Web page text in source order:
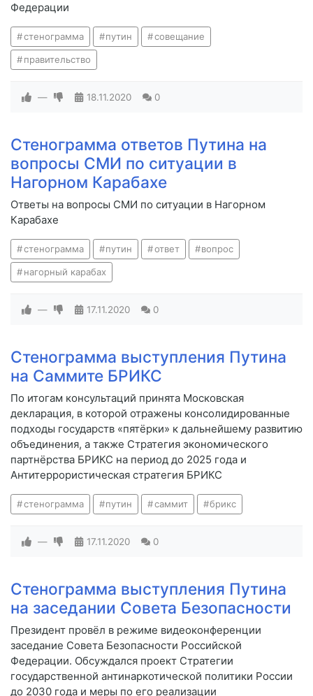
Федерации
стенограмма путин совещание
правительство
— 18.11.2020 0
Стенограмма ответов Путина на
вопросы СМИ по ситуации в
Нагорном Карабахе
Ответы на вопросы СМИ по ситуации в Нагорном
Карабахе
стенограмма путин ответ вопрос
нагорный карабах
— 17.11.2020 0
Стенограмма выступления Путина
на Саммите БРИКС
По итогам консультаций принята Московская
декларация, в которой отражены консолидированные
подходы государств «пятёрки» к дальнейшему развитию
объединения, а также Стратегия экономического
партнёрства БРИКС на период до 2025 года и
Антитеррористическая стратегия БРИКС
стенограмма путин саммит брикс
— 17.11.2020 0
Стенограмма выступления Путина
на заседании Совета Безопасности
Президент провёл в режиме видеоконференции
заседание Совета Безопасности Российской
Федерации. Обсуждался проект Стратегии
государственной антинаркотической политики России
до 2030 года и меры по его реализации